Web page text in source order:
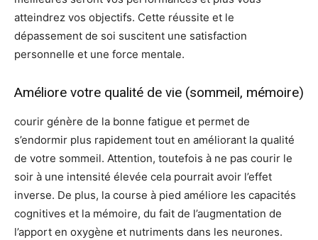
atteindrez vos objectifs. Cette réussite et le
dépassement de soi suscitent une satisfaction
personnelle et une force mentale.
Améliore votre qualité de vie (sommeil, mémoire)
courir génère de la bonne fatigue et permet de
s’endormir plus rapidement tout en améliorant la qualité
de votre sommeil. Attention, toutefois à ne pas courir le
soir à une intensité élevée cela pourrait avoir l’effet
inverse. De plus, la course à pied améliore les capacités
cognitives et la mémoire, du fait de l’augmentation de
l’apport en oxygène et nutriments dans les neurones.